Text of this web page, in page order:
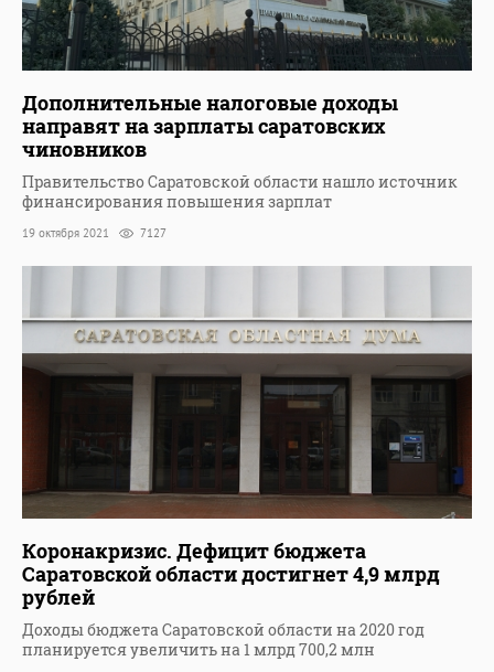
Дополнительные налоговые доходы
направят на зарплаты саратовских
чиновников
Правительство Саратовской области нашло источник
финансирования повышения зарплат
19 октября 2021 7127
Коронакризис. Дефицит бюджета
Саратовской области достигнет 4,9 млрд
рублей
Доходы бюджета Саратовской области на 2020 год
планируется увеличить на 1 млрд 700,2 млн